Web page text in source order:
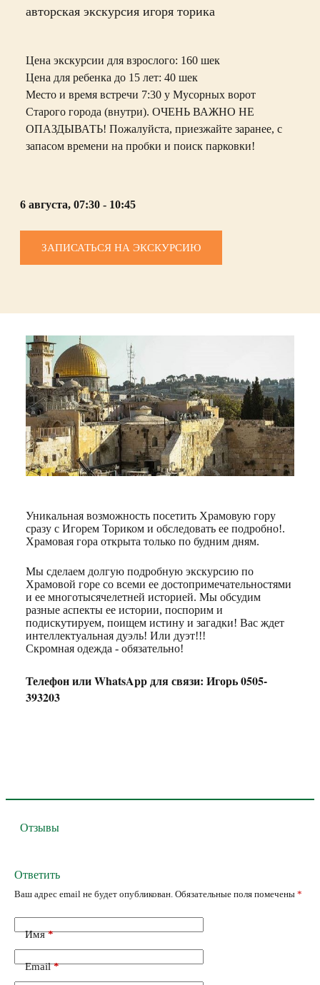
авторская экскурсия игоря торика
Цена экскурсии для взрослого: 160 шек
Цена для ребенка до 15 лет: 40 шек
Место и время встречи 7:30 у Мусорных ворот
Старого города (внутри). ОЧЕНЬ ВАЖНО НЕ
ОПАЗДЫВАТЬ! Пожалуйста, приезжайте заранее, с
запасом времени на пробки и поиск парковки!
6 августа, 07:30 - 10:45
ЗАПИСАТЬСЯ НА ЭКСКУРСИЮ
Уникальная возможность посетить Храмовую гору
сразу с Игорем Ториком и обследовать ее подробно!.
Храмовая гора открыта только по будним дням.
Мы сделаем долгую подробную экскурсию по
Храмовой горе со всеми ее достопримечательностями
и ее многотысячелетней историей. Мы обсудим
разные аспекты ее истории, поспорим и
подискутируем, поищем истину и загадки! Вас ждет
интеллектуальная дуэль! Или дуэт!!!
Скромная одежда - обязательно!
Телефон или WhatsApp для связи: Игорь 0505-
393203
Отзывы
Ответить
Ваш адрес email не будет опубликован. Обязательные поля помечены *
Имя*
Email*